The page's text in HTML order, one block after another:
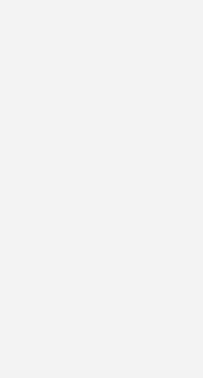
Deckelung des
Entsprechende
Deutschlands und auf
liegt ein Entwurf für eine
Verordnung vor.
Jahre bis 2023 verlängert und
auf 786 MW gedeckelt werden -
sich das Gebiet verlagern: Statt
zu umfassen, soll künftig
gelten. Bislang gehört nur
bestätigt